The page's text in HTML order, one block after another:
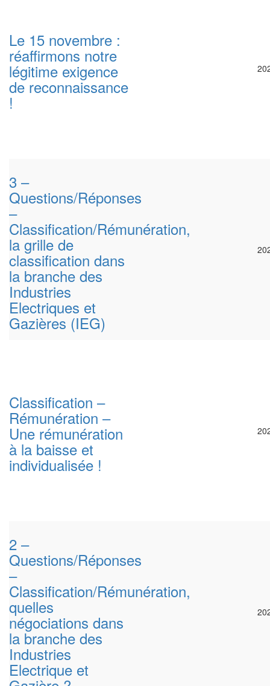
Le 15 novembre :
réaffirmons notre
légitime exigence
de reconnaissance
!
3 –
Questions/Réponses
–
Classification/Rémunération,
la grille de
classification dans
la branche des
Industries
Electriques et
Gazières (IEG)
Classification –
Rémunération –
Une rémunération
à la baisse et
individualisée !
2 –
Questions/Réponses
–
Classification/Rémunération,
quelles
négociations dans
la branche des
Industries
Electrique et